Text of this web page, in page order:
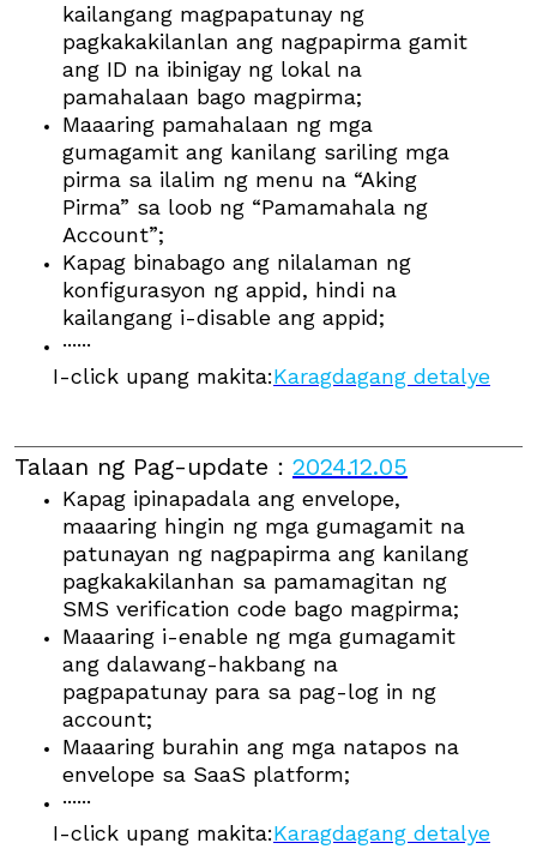
kailangang magpapatunay ng
pagkakakilanlan ang nagpapirma gamit
ang ID na ibinigay ng lokal na
pamahalaan bago magpirma;
Maaaring pamahalaan ng mga
gumagamit ang kanilang sariling mga
pirma sa ilalim ng menu na “Aking
Pirma” sa loob ng “Pamamahala ng
Account”;
Kapag binabago ang nilalaman ng
konfigurasyon ng appid, hindi na
kailangang i-disable ang appid;
······
I-click upang makita:Karagdagang detalye
Talaan ng Pag-update ： 2024.12.05
Kapag ipinapadala ang envelope,
maaaring hingin ng mga gumagamit na
patunayan ng nagpapirma ang kanilang
pagkakakilanhan sa pamamagitan ng
SMS verification code bago magpirma;
Maaaring i-enable ng mga gumagamit
ang dalawang-hakbang na
pagpapatunay para sa pag-log in ng
account;
Maaaring burahin ang mga natapos na
envelope sa SaaS platform;
······
I-click upang makita:Karagdagang detalye